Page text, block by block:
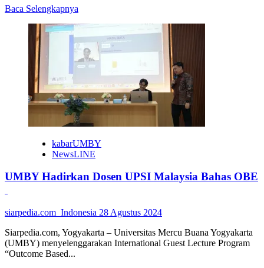
Baca Selengkapnya
about
Usai
Tandatangani
Kerjasama,
UMBY
Podcast
Bersama
UM
Metro
kabarUMBY
NewsLINE
UMBY Hadirkan Dosen UPSI Malaysia Bahas OBE
siarpedia.com_Indonesia 28 Agustus 2024
Siarpedia.com, Yogyakarta – Universitas Mercu Buana Yogyakarta
(UMBY) menyelenggarakan International Guest Lecture Program
“Outcome Based...